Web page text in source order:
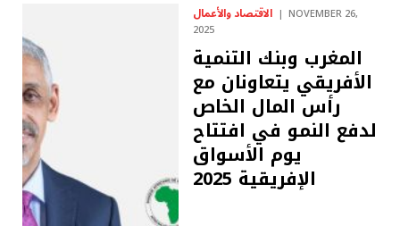
الاقتصاد والأعمال NOVEMBER 26,
2025
المغرب وبنك التنمية
الأفريقي يتعاونان مع
رأس المال الخاص
لدفع النمو في افتتاح
يوم الأسواق
الإفريقية 2025